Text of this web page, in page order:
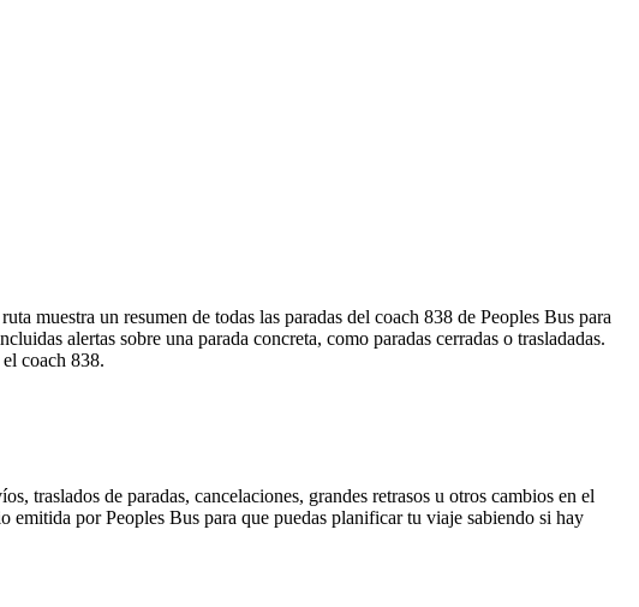
muestra un resumen de todas las paradas del coach 838 de Peoples Bus para
alertas sobre una parada concreta, como paradas cerradas o trasladadas.
coach 838.
traslados de paradas, cancelaciones, grandes retrasos u otros cambios en el
por Peoples Bus para que puedas planificar tu viaje sabiendo si hay